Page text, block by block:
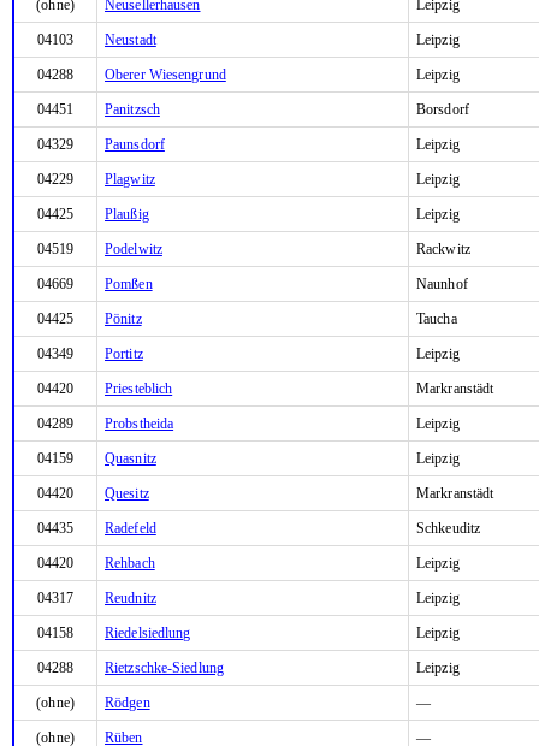
(ohne) Neusellerhausen Leipzig
04103 Neustadt Leipzig
04288 Oberer Wiesengrund Leipzig
04451 Panitzsch Borsdorf
04329 Paunsdorf Leipzig
04229 Plagwitz Leipzig
04425 Plaußig Leipzig
04519 Podelwitz Rackwitz
04669 Pomßen Naunhof
04425 Pönitz Taucha
04349 Portitz Leipzig
04420 Priesteblich Markranstädt
04289 Probstheida Leipzig
04159 Quasnitz Leipzig
04420 Quesitz Markranstädt
04435 Radefeld Schkeuditz
04420 Rehbach Leipzig
04317 Reudnitz Leipzig
04158 Riedelsiedlung Leipzig
04288 Rietzschke-Siedlung Leipzig
(ohne) Rödgen —
(ohne) Rüben —